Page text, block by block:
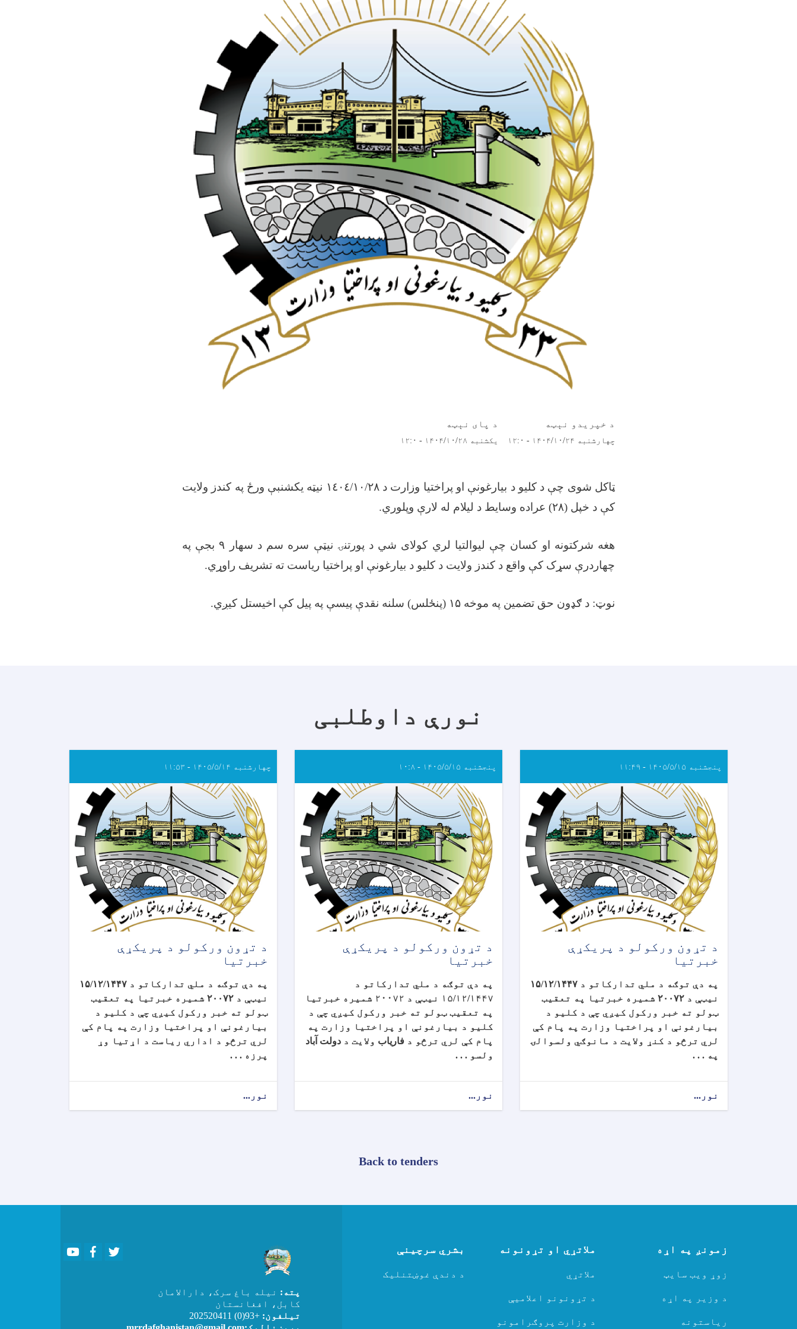
د خپریدو نېټه
چهارشنبه ۱۴۰۴/۱۰/۲۴ - ۱۲:۰
د پای نېټه
یکشنبه ۱۴۰۴/۱۰/۲۸ - ۱۲:۰
ټاکل شوی چې د کلیو د بیارغونې او پراختیا وزارت د ١٤٠٤/١٠/٢٨ نیټه یکشنبې ورځ په کندز ولایت
کې د خپل (۲۸) عراده وسایط د لیلام له لارې وپلوري.
هغه شرکتونه او کسان چې لیوالتیا لري کولای شي د پورتنۍ نیټې سره سم د سهار ۹ بجې په
چهاردرې سړک کې واقع د کندز ولایت د کلیو د بیارغونې او پراختیا ریاست ته تشریف راوړي.
نوټ: د ګډون حق تضمین په موخه ۱۵ ( پنځلس) سلنه نقدې پیسې په پيل کې اخیستل کیږي.
نورې داوطلبی
پنجشنبه ۱۴۰۵/۵/۱۵ - ۱۱:۴۹
د تړون ورکولو د پریکړې
خبرتیا
په دې توګه د ملي تدارکاتو د ۱۵/۱۲/۱۴۴۷
نیټې د ۲۰۰۷۲ شمیره خبرتیا په تعقیب
ټولو ته خبر ورکول کیږي چې د کلیو د
بیارغونې او پراختیا وزارت په پام کې
لري ترڅو د کنړ ولایت د مانوګي ولسوالۍ
په . . .
نور...
پنجشنبه ۱۴۰۵/۵/۱۵ - ۱۰:۸
د تړون ورکولو د پریکړې
خبرتیا
په دې توګه د ملي تدارکاتو د
۱۵/۱۲/۱۴۴۷ نیټې د ۲۰۰۷۲ شمیره خبرتیا
په تعقیب ټولو ته خبر ورکول کیږي چې د
کلیو د بیارغونې او پراختیا وزارت په
پام کې لري ترڅو د فاریاب ولایت د دولت آباد
ولسو . . .
نور...
چهارشنبه ۱۴۰۵/۵/۱۴ - ۱۱:۵۳
د تړون ورکولو د پریکړې
خبرتیا
په دې توګه د ملي تدارکاتو د ۱۵/۱۲/۱۴۴۷
نیټې د ۲۰۰۷۲ شمیره خبرتیا په تعقیب
ټولو ته خبر ورکول کیږي چې د کلیو د
بیارغونې او پراختیا وزارت په پام کې
لري ترڅو د اداري ریاست د اړتیا وړ
پرزه . . .
نور...
Back to tenders
زمونږ په اړه
زوړ ویب سایټ
د وزیر په اړه
ریاستونه
ملاتړي او تړونونه
ملاتړي
د تړونونو اعلامیې
د وزارت پروګرامونو
بشري سرچینې
د دندې غوښتنلیک
YoutubeFacebook
پته: نیله باغ سرک، دارالامان
کابل، افغانستان
تیلفون: +93(0) 202520411